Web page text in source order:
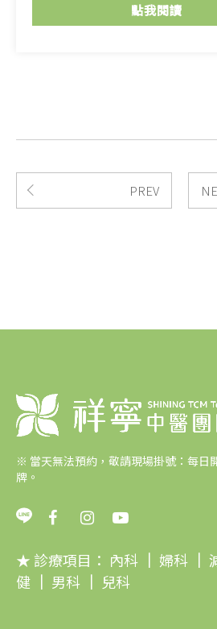
點我閱讀
PREV
※ 當天無法預約，敬請現場掛號：每日
牌。
★ 診療項目： 內科 ｜ 婦科 ｜
健 ｜ 男科 ｜ 兒科